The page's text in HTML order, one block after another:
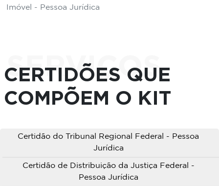
Imóvel - Pessoa Jurídica
SERVIÇOS
CERTIDÕES QUE
COMPÕEM O KIT
Certidão do Tribunal Regional Federal - Pessoa
Jurídica
Certidão de Distribuição da Justiça Federal -
Pessoa Jurídica